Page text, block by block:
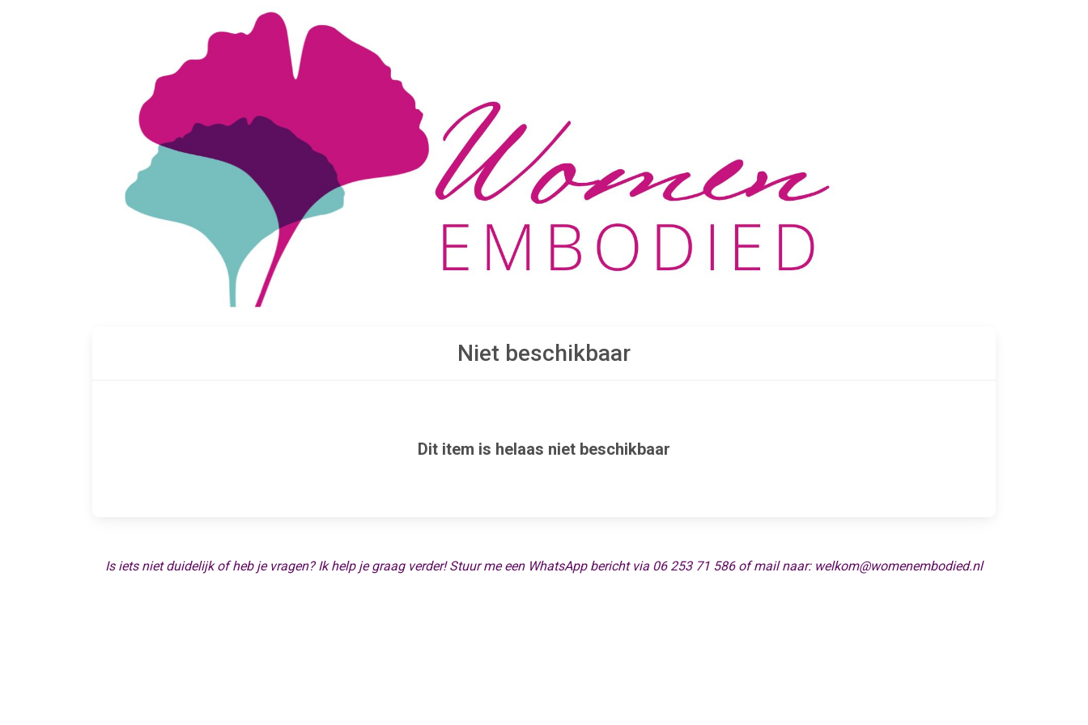
Niet beschikbaar
Dit item is helaas niet beschikbaar
Is iets niet duidelijk of heb je vragen? Ik help je graag verder! Stuur me een WhatsApp bericht via 06 253 71 586 of mail naar: welkom@womenembodied.nl